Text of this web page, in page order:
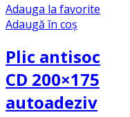
Adauga la favorite
Adaugă în coș
Plic antisoc
CD 200×175
autoadeziv